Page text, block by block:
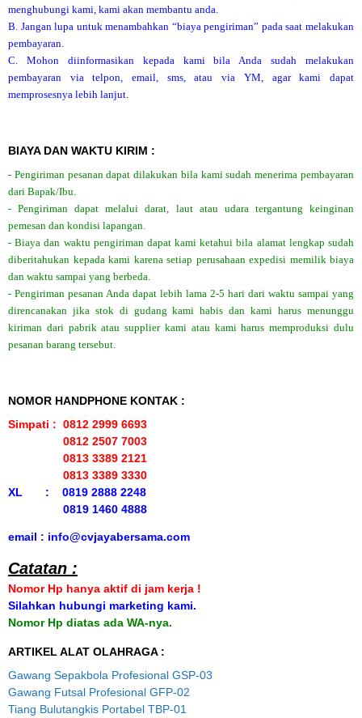
menghubungi kami, kami akan membantu anda.
B. Jangan lupa untuk menambahkan “biaya pengiriman” pada saat melakukan
pembayaran.
C. Mohon diinformasikan kepada kami bila Anda sudah melakukan
pembayaran via telpon, email, sms, atau via YM, agar kami dapat
memprosesnya lebih lanjut.
BIAYA DAN WAKTU KIRIM :
- Pengiriman pesanan dapat dilakukan bila kami sudah menerima pembayaran
dari Bapak/Ibu.
- Pengiriman dapat melalui darat, laut atau udara tergantung keinginan
pemesan dan kondisi lapangan.
- Biaya dan waktu pengiriman dapat kami ketahui bila alamat lengkap sudah
diberitahukan kepada kami karena setiap perusahaan expedisi memilik biaya
dan waktu sampai yang berbeda.
- Pengiriman pesanan Anda dapat lebih lama 2-5 hari dari waktu sampai yang
direncanakan jika stok di gudang kami habis dan kami harus menunggu
kiriman dari pabrik atau supplier kami atau kami harus memproduksi dulu
pesanan barang tersebut.
NOMOR HANDPHONE KONTAK :
Simpati : 0812 2999 6693
0812 2507 7003
0813 3389 2121
0813 3389 3330
XL : 0819 2888 2248
0819 1460 4888
email : info@cvjayabersama.com
Catatan :
Nomor Hp hanya aktif di jam kerja !
Silahkan hubungi marketing kami.
Nomor Hp diatas ada WA-nya.
ARTIKEL ALAT OLAHRAGA :
Gawang Sepakbola Profesional GSP-03
Gawang Futsal Profesional GFP-02
Tiang Bulutangkis Portabel TBP-01